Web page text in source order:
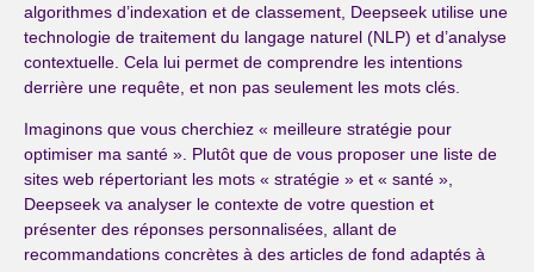
algorithmes d’indexation et de classement, Deepseek utilise une
technologie de traitement du langage naturel (NLP) et d’analyse
contextuelle. Cela lui permet de comprendre les intentions
derrière une requête, et non pas seulement les mots clés.
Imaginons que vous cherchiez « meilleure stratégie pour
optimiser ma santé ». Plutôt que de vous proposer une liste de
sites web répertoriant les mots « stratégie » et « santé »,
Deepseek va analyser le contexte de votre question et
présenter des réponses personnalisées, allant de
recommandations concrètes à des articles de fond adaptés à